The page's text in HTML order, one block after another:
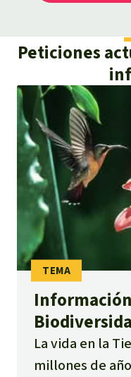
Peticiones
La vida en la
millones de